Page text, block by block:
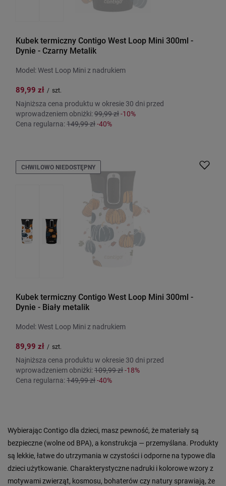
Kubek termiczny Contigo West Loop Mini 300ml -
Dynie - Czarny Metalik
Model: West Loop Mini z nadrukiem
89,99 zł / szt.
Najniższa cena produktu w okresie 30 dni przed
wprowadzeniem obniżki:99,99 zł-10%
Cena regularna:149,99 zł-40%
CHWILOWO NIEDOSTĘPNY
Kubek termiczny Contigo West Loop Mini 300ml -
Dynie - Biały metalik
Model: West Loop Mini z nadrukiem
89,99 zł / szt.
Najniższa cena produktu w okresie 30 dni przed
wprowadzeniem obniżki:109,99 zł-18%
Cena regularna:149,99 zł-40%
Wybierając Contigo dla dzieci, masz pewność, że materiały są
bezpieczne (wolne od BPA), a konstrukcja — przemyślana. Produkty
są lekkie, łatwe do utrzymania w czystości i odporne na typowe dla
dzieci użytkowanie. Charakterystyczne nadruki i kolorowe wzory z
motywami zwierząt, kosmosu, bohaterów czy natury sprawiają, że